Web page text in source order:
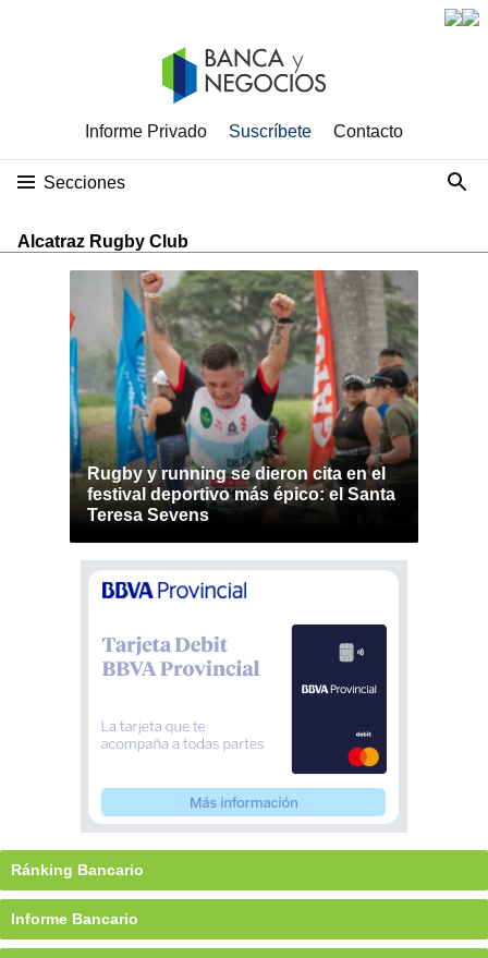
Informe Privado Suscríbete Contacto
Secciones
Alcatraz Rugby Club
Rugby y running se dieron cita en el
festival deportivo más épico: el Santa
Teresa Sevens
Ránking Bancario
Informe Bancario